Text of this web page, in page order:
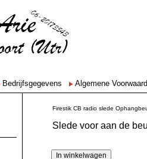
Bedrijfsgegevens Algemene
Firestik CB radio slede
Slede voor aan de